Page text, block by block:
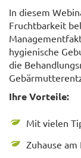
In diesem
Fruchtbarkeit
hygienische
die
Ihre Vorteile:
Mit vielen
Zuhause am